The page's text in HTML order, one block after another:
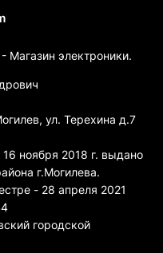
Магазин электроники.
ул. Терехина д.7
16 ноября 2018 г. выдано
г.Могилева.
- 28 апреля 2021
городской